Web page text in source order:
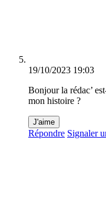
19/10/2023 19:03
Bonjour la rédac’
mon histoire ?
J'aime
Répondre Signaler